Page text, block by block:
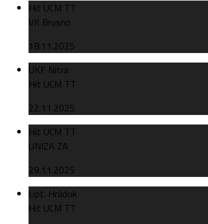
Hit UCM TT
VK Brusno
18.11.2025
UKF Nitra
Hit UCM TT
22.11.2025
Hit UCM TT
UNIZA ZA
29.11.2025
Lipt. Hrádok
Hit UCM TT